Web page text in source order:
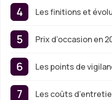
Les finitions et
Prix d’occasion en
Les points de
Les coûts